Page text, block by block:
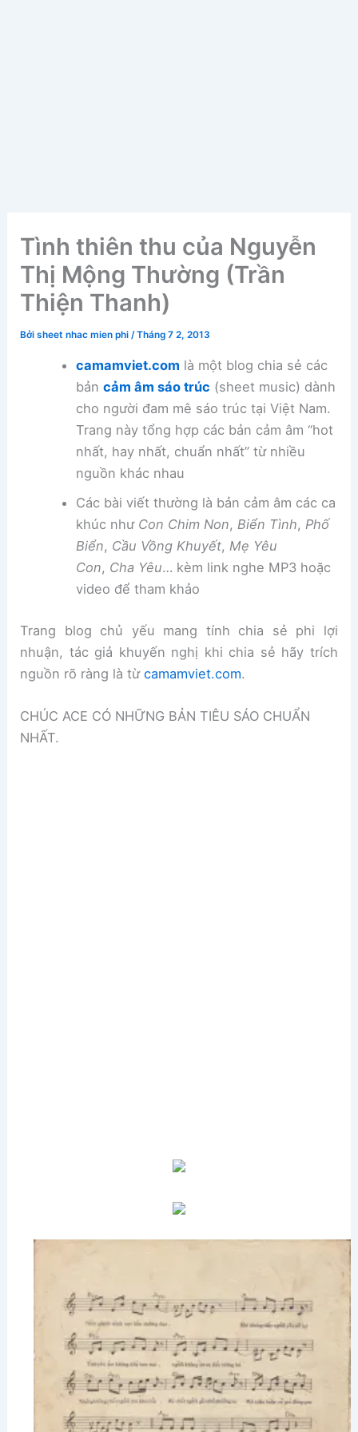
Tình thiên thu của Nguyễn
Thị Mộng Thường (Trần
Thiện Thanh)
Bởisheet nhac mien phi/Tháng 7 2, 2013
camamviet.com là một blog chia sẻ các
bản cảm âm sáo trúc (sheet music) dành
cho người đam mê sáo trúc tại Việt Nam.
Trang này tổng hợp các bản cảm âm “hot
nhất, hay nhất, chuẩn nhất” từ nhiều
nguồn khác nhau
Các bài viết thường là bản cảm âm các ca
khúc như Con Chim Non, Biển Tình, Phố
Biển, Cầu Vồng Khuyết, Mẹ Yêu
Con, Cha Yêu… kèm link nghe MP3 hoặc
video để tham khảo
Trang blog chủ yếu mang tính chia sẻ phi lợi
nhuận, tác giả khuyến nghị khi chia sẻ hãy trích
nguồn rõ ràng là từcamamviet.com.
CHÚC ACE CÓ NHỮNG BẢN TIÊU SÁO CHUẨN
NHẤT.